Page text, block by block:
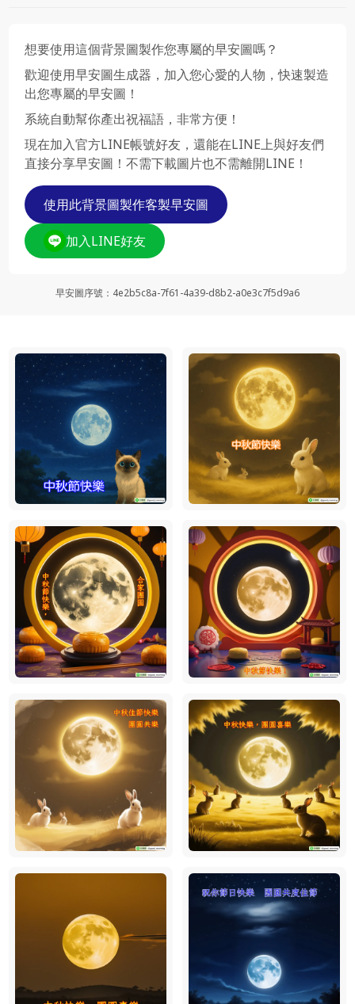
想要使用這個背景圖製作您專屬的早安圖嗎？
歡迎使用早安圖生成器，加入您心愛的人物，快速製造
出您專屬的早安圖！
系統自動幫你產出祝福語，非常方便！
現在加入官方LINE帳號好友，還能在LINE上與好友們
直接分享早安圖！不需下載圖片也不需離開LINE！
使用此背景圖製作客製早安圖
加入LINE好友
早安圖序號 ： 4e2b5c8a-7f61-4a39-d8b2-a0e3c7f5d9a6